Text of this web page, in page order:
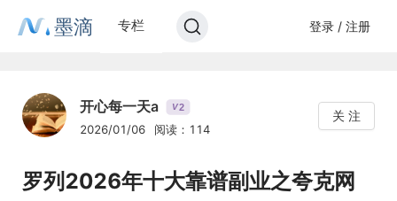
墨滴 专栏 登录 / 注册
开心每一天a V2
2026/01/06 阅读：114
关 注
罗列2026年十大靠谱副业之夸克网